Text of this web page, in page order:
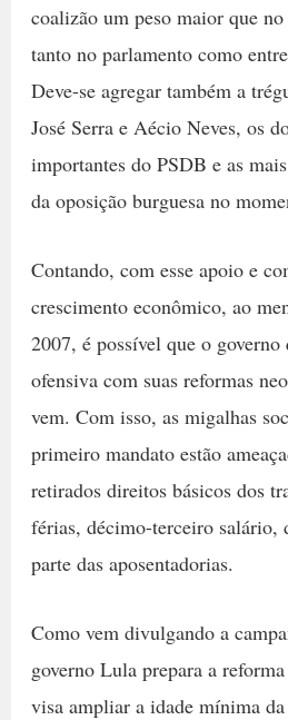
coalizão um peso maior que
tanto no parlamento como
Deve-se agregar também a
José Serra e Aécio Neves, os
importantes do PSDB e as
da oposição burguesa no
Contando, com esse apoio e
crescimento econômico, ao
2007, é possível que o governo
ofensiva com suas reformas
vem. Com isso, as migalhas
primeiro mandato estão
retirados direitos básicos dos
férias, décimo-terceiro salário,
parte das aposentadorias.
Como vem divulgando a
governo Lula prepara a
visa ampliar a idade mínima